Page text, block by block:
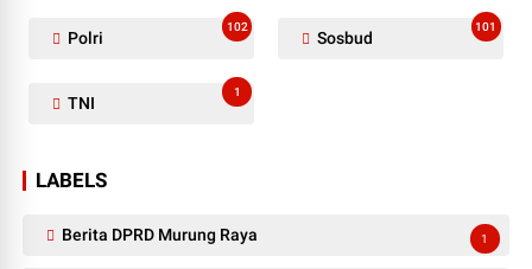
Polri
102
Sosbud
101
TNI
1
LABELS
Berita DPRD Murung Raya 1